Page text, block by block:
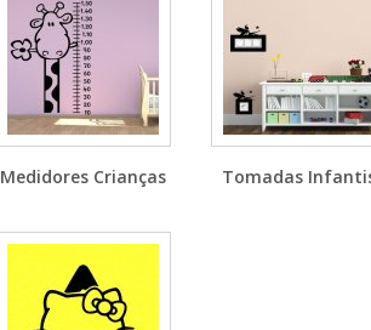
Medidores Crianças Tomadas